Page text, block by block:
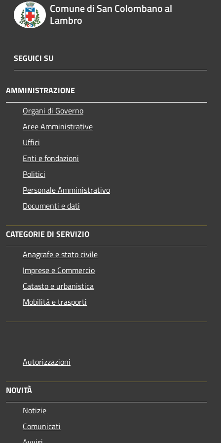
Comune di San Colombano al
Lambro
SEGUICI SU
AMMINISTRAZIONE
Organi di Governo
Aree Amministrative
Uffici
Enti e fondazioni
Politici
Personale Amministrativo
Documenti e dati
CATEGORIE DI SERVIZIO
Anagrafe e stato civile
Imprese e Commercio
Catasto e urbanistica
Mobilità e trasporti
Autorizzazioni
NOVITÀ
Notizie
Comunicati